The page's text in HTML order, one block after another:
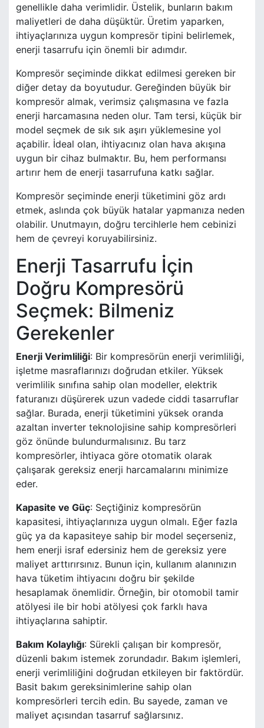
genellikle daha verimlidir. Üstelik, bunların bakım
maliyetleri de daha düşüktür. Üretim yaparken,
ihtiyaçlarınıza uygun kompresör tipini belirlemek,
enerji tasarrufu için önemli bir adımdır.
Kompresör seçiminde dikkat edilmesi gereken bir
diğer detay da boyutudur. Gereğinden büyük bir
kompresör almak, verimsiz çalışmasına ve fazla
enerji harcamasına neden olur. Tam tersi, küçük bir
model seçmek de sık sık aşırı yüklemesine yol
açabilir. İdeal olan, ihtiyacınız olan hava akışına
uygun bir cihaz bulmaktır. Bu, hem performansı
artırır hem de enerji tasarrufuna katkı sağlar.
Kompresör seçiminde enerji tüketimini göz ardı
etmek, aslında çok büyük hatalar yapmanıza neden
olabilir. Unutmayın, doğru tercihlerle hem cebinizi
hem de çevreyi koruyabilirsiniz.
Enerji Tasarrufu İçin
Doğru Kompresörü
Seçmek: Bilmeniz
Gerekenler
Enerji Verimliliği: Bir kompresörün enerji verimliliği,
işletme masraflarınızı doğrudan etkiler. Yüksek
verimlilik sınıfına sahip olan modeller, elektrik
faturanızı düşürerek uzun vadede ciddi tasarruflar
sağlar. Burada, enerji tüketimini yüksek oranda
azaltan inverter teknolojisine sahip kompresörleri
göz önünde bulundurmalısınız. Bu tarz
kompresörler, ihtiyaca göre otomatik olarak
çalışarak gereksiz enerji harcamalarını minimize
eder.
Kapasite ve Güç: Seçtiğiniz kompresörün
kapasitesi, ihtiyaçlarınıza uygun olmalı. Eğer fazla
güç ya da kapasiteye sahip bir model seçerseniz,
hem enerji israf edersiniz hem de gereksiz yere
maliyet arttırırsınız. Bunun için, kullanım alanınızın
hava tüketim ihtiyacını doğru bir şekilde
hesaplamak önemlidir. Örneğin, bir otomobil tamir
atölyesi ile bir hobi atölyesi çok farklı hava
ihtiyaçlarına sahiptir.
Bakım Kolaylığı: Sürekli çalışan bir kompresör,
düzenli bakım istemek zorundadır. Bakım işlemleri,
enerji verimliliğini doğrudan etkileyen bir faktördür.
Basit bakım gereksinimlerine sahip olan
kompresörleri tercih edin. Bu sayede, zaman ve
maliyet açısından tasarruf sağlarsınız.